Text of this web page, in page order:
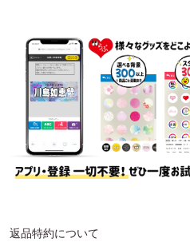
返品特約について